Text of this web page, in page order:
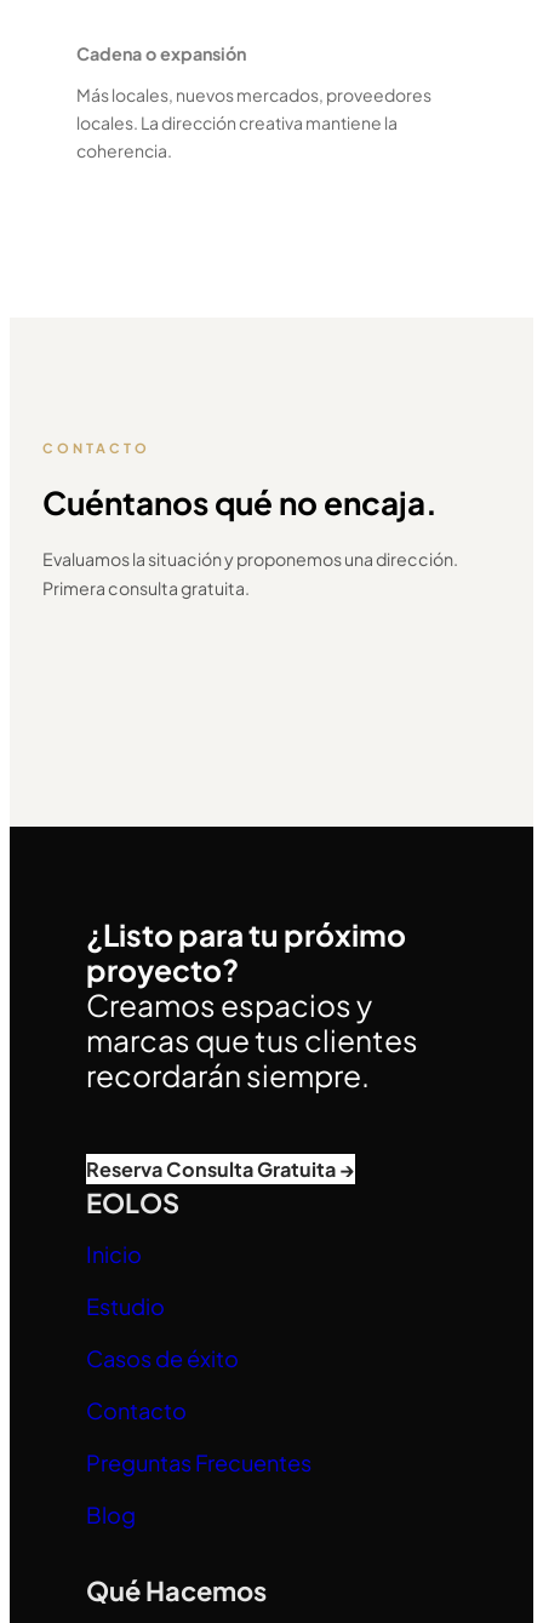
Cadena o expansión
Más locales, nuevos mercados, proveedores
locales. La dirección creativa mantiene la
coherencia.
CONTACTO
Cuéntanos qué no encaja.
Evaluamos la situación y proponemos una dirección.
Primera consulta gratuita.
¿Listo para tu próximo
proyecto?
Creamos espacios y
marcas que tus clientes
recordarán siempre.
Reserva Consulta Gratuita →
EOLOS
Inicio
Estudio
Casos de éxito
Contacto
Preguntas Frecuentes
Blog
Qué Hacemos